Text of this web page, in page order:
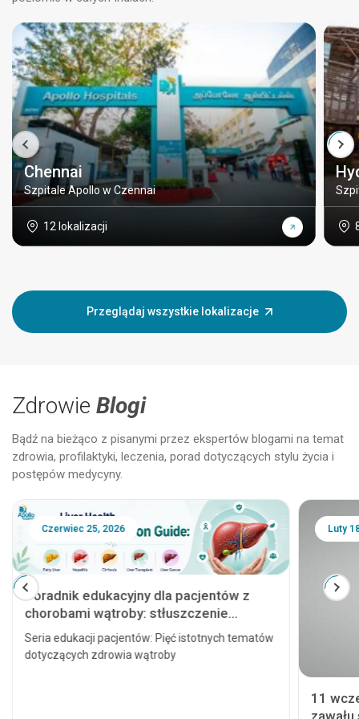
Chennai
Szpitale Apollo w Czennai
12 lokalizacji
Przeglądaj wszystkie lokalizacje
Zdrowie Blogi
Bądź na bieżąco z pisanymi przez ekspertów blogami na temat
zdrowia, profilaktyki, leczenia, porad dotyczących stylu życia i
postępów medycyny.
Czerwiec 25, 2026
Poradnik edukacyjny dla pacjentów z
chorobami wątroby: stłuszczenie
wątroby, zapalenie wątroby, marskość
wątroby, przeszczep wątroby i rak
wątroby
Seria edukacji pacjentów: Pięć istotnych tematów
dotyczących zdrowia wątroby
Luty
11